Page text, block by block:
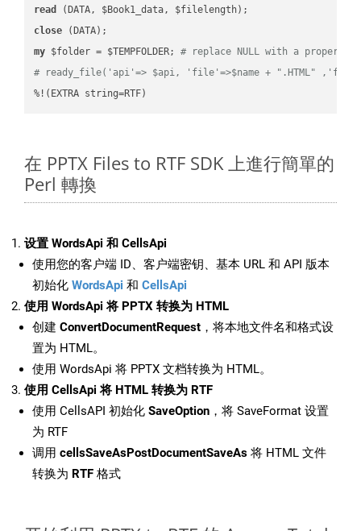
read
close
my $folder = $TEMPFOLDER; # replace NULL with a proper
# ready_file('api'=> $api, 'file'=>$name + ".HTML"
%!(EXTRA string=RTF)
在 PPTX Files to RTF SDK 上進行簡單的
Perl 轉換
设置 WordsApi 和 CellsApi
使用您的客户端 ID、客户端密钥、基本 URL 和 API 版本
初始化 WordsApi 和 CellsApi
使用 WordsApi 将 PPTX 转换为 HTML
创建 ConvertDocumentRequest ，将本地文件名和格式设
置为 HTML。
使用 WordsApi 将 PPTX 文档转换为 HTML。
使用 CellsApi 将 HTML 转换为 RTF
使用 CellsAPI 初始化 SaveOption ，将 SaveFormat 设置
为 RTF
调用 cellsSaveAsPostDocumentSaveAs 将 HTML 文件
转换为 RTF 格式